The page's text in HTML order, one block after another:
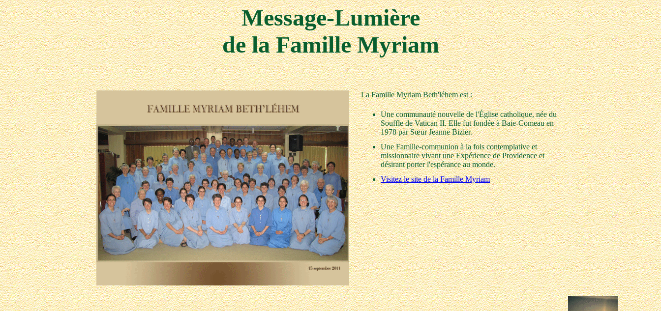
Message-Lumière
de la Famille Myriam
La Famille Myriam Beth'léhem est :
Une communauté nouvelle de l'Église catholique, née du
Souffle de Vatican II. Elle fut fondée à Baie-Comeau en
1978 par Sœur Jeanne Bizier.
Une Famille-communion à la fois contemplative et
missionnaire vivant une Expérience de Providence et
désirant porter l'espérance au monde.
Visitez le site de la Famille Myriam